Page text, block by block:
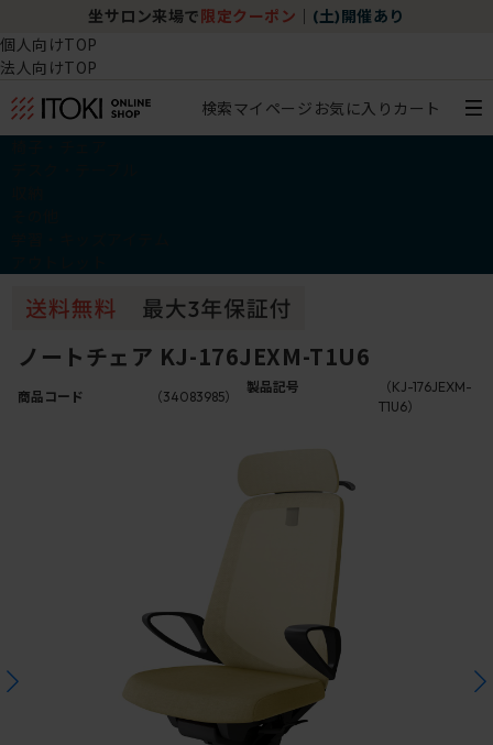
坐サロン来場で 限定クーポン (土)開催あり
個人向けTOP
法人向けTOP
検索マイページ お気に入り カート
ノートチェア KJ-176JEXM-T1U6
商品コード （34083985）
製品記号
（KJ-176JEXM-
T1U6）